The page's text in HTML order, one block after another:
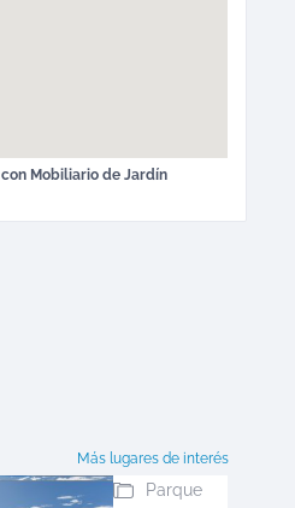
con Mobiliario de Jardín
Más lugares de interés
Parque